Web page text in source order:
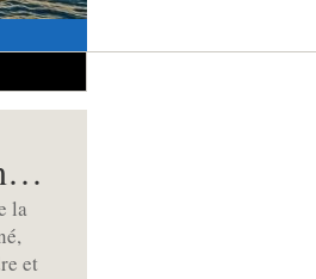
la
et